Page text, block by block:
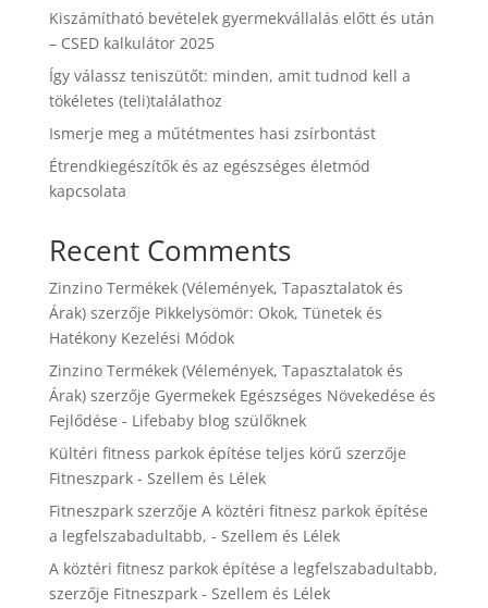
Kiszámítható bevételek gyermekvállalás előtt és után
– CSED kalkulátor 2025
Így válassz teniszütőt: minden, amit tudnod kell a
tökéletes (teli)találathoz
Ismerje meg a műtétmentes hasi zsírbontást
Étrendkiegészítők és az egészséges életmód
kapcsolata
Recent Comments
Zinzino Termékek (Vélemények, Tapasztalatok és
Árak)szerzője Pikkelysömör: Okok, Tünetek és
Hatékony Kezelési Módok
Zinzino Termékek (Vélemények, Tapasztalatok és
Árak)szerzője Gyermekek Egészséges Növekedése és
Fejlődése - Lifebaby blog szülőknek
Kültéri fitness parkok építése teljes körű szerzője
Fitneszpark - Szellem és Lélek
Fitneszparkszerzője A köztéri fitnesz parkok építése
a legfelszabadultabb, - Szellem és Lélek
A köztéri fitnesz parkok építése a legfelszabadultabb,
szerzője Fitneszpark - Szellem és Lélek